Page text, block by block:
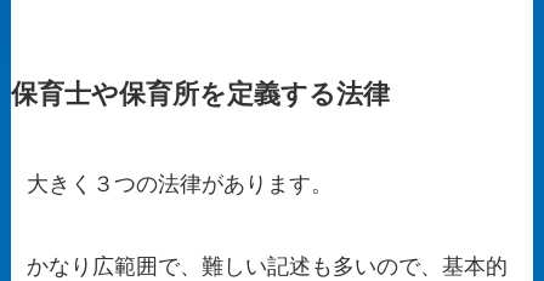
保育士や保育所を定義する法律
大きく３つの法律があります。
かなり広範囲で、難しい記述も多いので、基本的